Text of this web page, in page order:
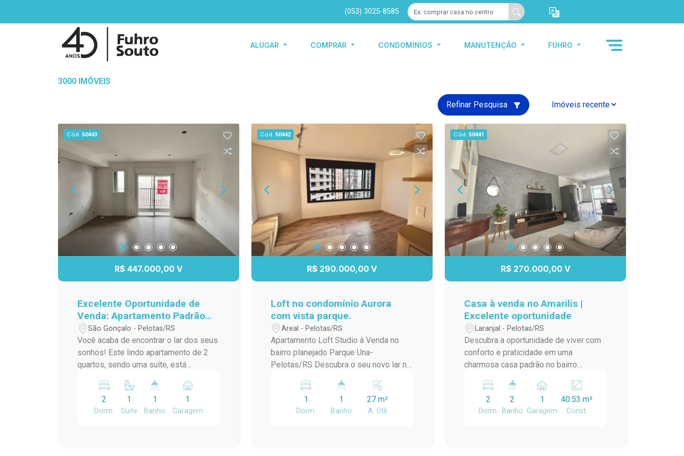
(053) 3025-8585
ALUGAR COMPRAR CONDOMÍNIOS MANUTENÇÃO FUHRO
3000 IMÓVEIS
Refinar Pesquisa
Cód. 50443
R$ 447.000,00 V
Excelente Oportunidade de
Venda: Apartamento Padrão
em São Gonçalo, Pelotas/RS
São Gonçalo - Pelotas/RS
Você acaba de encontrar o lar dos seus
sonhos! Este lindo apartamento de 2
quartos, sendo uma suíte, está
Gonçalo, a poucos passos do Shopping
Pelotas e do Fórum. Com uma sacada
charmosa e churrasqueira, este espaço
2
Dorm.
1
Suite
1
Banho
1
Garagem
Cód. 50442
R$ 290.000,00 V
Loft no condomínio Aurora
com vista parque.
Areal - Pelotas/RS
Apartamento Loft Studio à Venda no
bairro planejado Parque Una-
Pelotas/RS Descubra o seu novo lar no
studio localizado no Condomínio Aurora
Parque Una oferece uma experiência
única de conforto e modernidade. Com
1
Dorm.
1
Banho
27 m²
A. Útil
Cód. 50441
R$ 270.000,00 V
Casa à venda no Amarilis |
Excelente oportunidade
Laranjal - Pelotas/RS
Descubra a oportunidade de viver com
conforto e praticidade em uma
charmosa casa padrão no bairro
ideal para quem busca um lar
aconchegante e bem localizado. A casa
conta com amplos ambientes,
2
Dorm.
2
Banho
1
Garagem
40.53 m²
Const.